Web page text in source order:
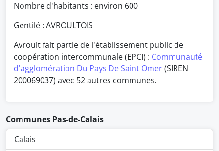
Nombre d'habitants : environ 600
Gentilé : AVROULTOIS
Avroult fait partie de l'établissement public de
coopération intercommunale (EPCI) : Communauté
d'agglomération Du Pays De Saint Omer(SIREN
200069037) avec 52 autres communes.
Communes Pas-de-Calais
Calais